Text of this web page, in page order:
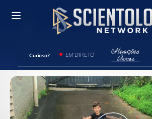
Curioso? EM DIRETO